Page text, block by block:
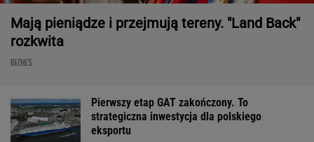
Mają pieniądze i przejmują tereny. "Land Back"
rozkwita
BIZNES
Pierwszy etap GAT zakończony. To
strategiczna inwestycja dla polskiego
eksportu